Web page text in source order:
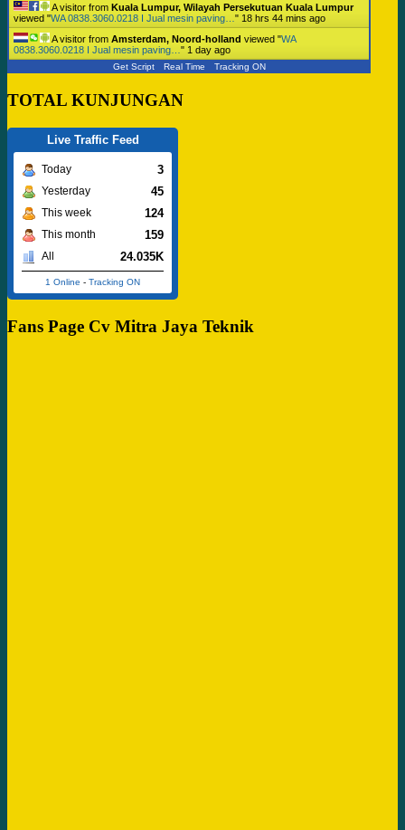
A visitor from Kuala Lumpur, Wilayah Persekutuan Kuala Lumpur
viewed "WA 0838.3060.0218 I Jual mesin paving… " 18 hrs 44 mins ago
A visitor from Amsterdam, Noord-holland viewed "WA
0838.3060.0218 I Jual mesin paving… " 1 day ago
Get Script Real Time Tracking ON
TOTAL KUNJUNGAN
Live Traffic Feed
Today 3
Yesterday 45
This week 124
This month 159
All 24.035K
1 Online - Tracking ON
Fans Page Cv Mitra Jaya Teknik